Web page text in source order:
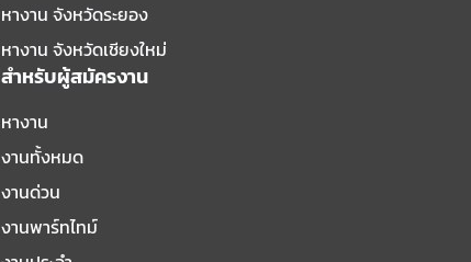
หางาน จังหวัดระยอง
หางาน จังหวัดเชียงใหม่
สำหรับผู้สมัครงาน
หางาน
งานทั้งหมด
งานด่วน
งานพาร์ทไทม์